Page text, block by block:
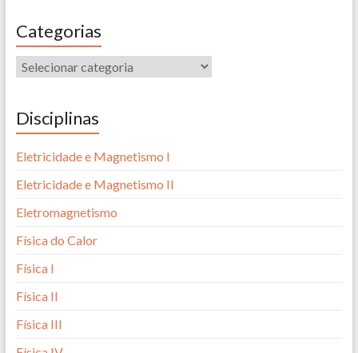
Categorias
Disciplinas
Eletricidade e Magnetismo I
Eletricidade e Magnetismo II
Eletromagnetismo
Física do Calor
Física I
Física II
Física III